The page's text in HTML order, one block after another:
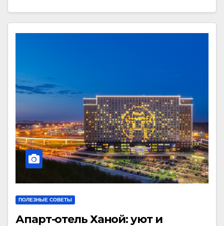
ПОЛЕЗНЫЕ СОВЕТЫ
Апарт-отель Ханой: уют и